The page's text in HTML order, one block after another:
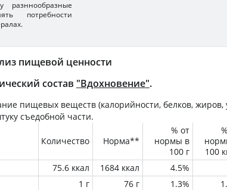
пищевой ценности
состав "Вдохновение".
пищевых веществ (калорийности, белков, жиров,
съедобной части.
Количество Норма**
% от
нормы в
100 г
100
75.6 ккал 1684 ккал 4.5%
1 г 76 г 1.3%
потребности